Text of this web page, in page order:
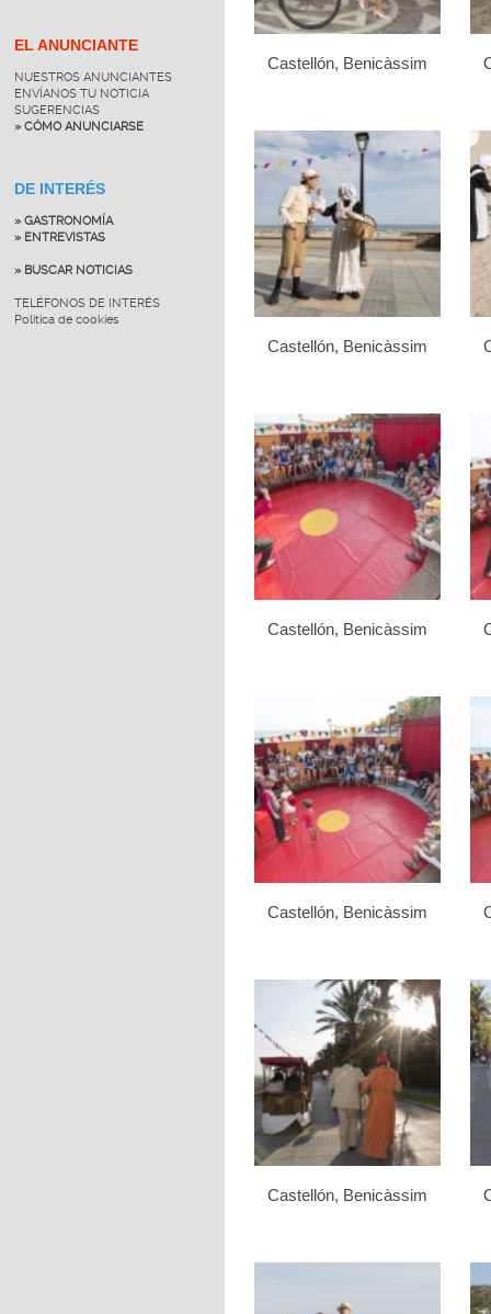
EL ANUNCIANTE
NUESTROS ANUNCIANTES
ENVÍANOS TU NOTICIA
SUGERENCIAS
» CÓMO ANUNCIARSE
DE INTERÉS
» GASTRONOMÍA
» ENTREVISTAS
» BUSCAR NOTICIAS
TELÉFONOS DE INTERÉS
Política de cookies
Castellón, Benicàssim
Castellón, Benicàssim
Castellón, Benicàssim
Castellón, Benicàssim
Castellón, Benicàssim